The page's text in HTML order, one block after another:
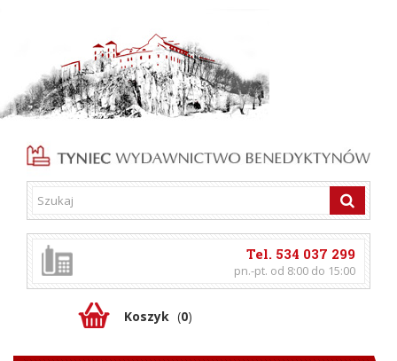
Tel. 534 037 299
pn.-pt. od 8:00 do 15:00
Koszyk (0)